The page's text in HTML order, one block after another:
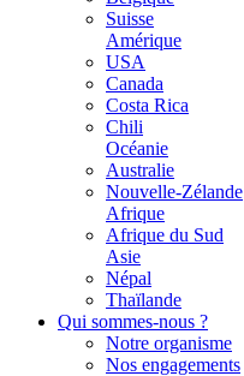
Suisse
Amérique
USA
Canada
Costa Rica
Chili
Océanie
Australie
Nouvelle-Zélande
Afrique
Afrique du Sud
Asie
Népal
Thaïlande
Qui sommes-nous ?
Notre organisme
Nos engagements